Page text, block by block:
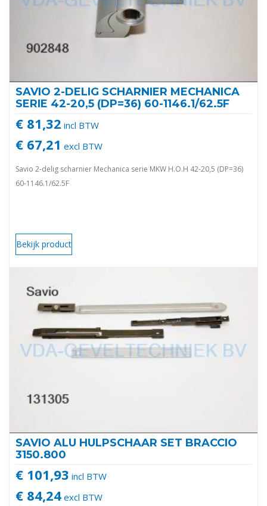
SAVIO 2-DELIG SCHARNIER MECHANICA
SERIE 42-20,5 (DP=36) 60-1146.1/62.5F
€ 81,32 incl BTW
€ 67,21 excl BTW
Savio 2-delig scharnier Mechanica serie MKW H.O.H 42-20,5 (DP=36)
60-1146.1/62.5F
Bekijk product
SAVIO ALU HULPSCHAAR SET BRACCIO
3150.800
€ 101,93 incl BTW
€ 84,24 excl BTW